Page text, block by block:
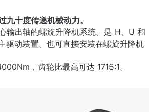
九十度传递机械动力。
输出轴的螺旋升降机系统。是 H、U 和
驱动装置。也可直接安装在螺旋升降机
，齿轮比最高可达 1715:1。